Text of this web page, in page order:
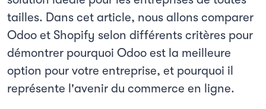
tailles. Dans cet article, nous allons comparer
Odoo et Shopify selon différents critères pour
démontrer pourquoi Odoo est la meilleure
option pour votre entreprise, et pourquoi il
représente l'avenir du commerce en ligne.